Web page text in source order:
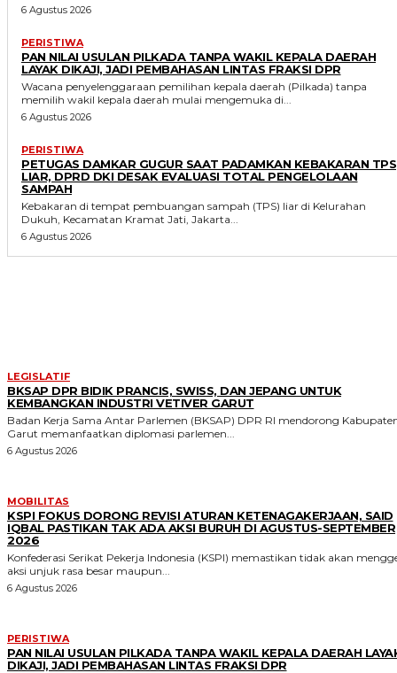
6 Agustus 2026
PERISTIWA
PAN NILAI USULAN PILKADA TANPA WAKIL KEPALA DAERAH
LAYAK DIKAJI, JADI PEMBAHASAN LINTAS FRAKSI DPR
Wacana penyelenggaraan pemilihan kepala daerah (Pilkada) tanpa
memilih wakil kepala daerah mulai mengemuka di...
6 Agustus 2026
PERISTIWA
PETUGAS DAMKAR GUGUR SAAT PADAMKAN KEBAKARAN TPS
LIAR, DPRD DKI DESAK EVALUASI TOTAL PENGELOLAAN
SAMPAH
Kebakaran di tempat pembuangan sampah (TPS) liar di Kelurahan
Dukuh, Kecamatan Kramat Jati, Jakarta...
6 Agustus 2026
LEGISLATIF
BKSAP DPR BIDIK PRANCIS, SWISS, DAN JEPANG UNTUK
KEMBANGKAN INDUSTRI VETIVER GARUT
Badan Kerja Sama Antar Parlemen (BKSAP) DPR RI mendorong
Garut memanfaatkan diplomasi parlemen...
6 Agustus 2026
MOBILITAS
KSPI FOKUS DORONG REVISI ATURAN KETENAGAKERJAAN, SAID
IQBAL PASTIKAN TAK ADA AKSI BURUH DI AGUSTUS-SEPTEMBER
2026
Konfederasi Serikat Pekerja Indonesia (KSPI) memastikan tidak akan
aksi unjuk rasa besar maupun...
6 Agustus 2026
PERISTIWA
PAN NILAI USULAN PILKADA TANPA WAKIL KEPALA DAERAH
DIKAJI, JADI PEMBAHASAN LINTAS FRAKSI DPR